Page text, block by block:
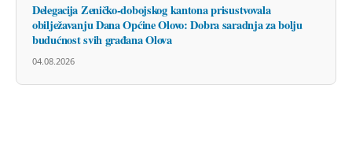
Delegacija Zeničko-dobojskog kantona prisustvovala
obilježavanju Dana Općine Olovo: Dobra saradnja za bolju
budućnost svih građana Olova
04.08.2026